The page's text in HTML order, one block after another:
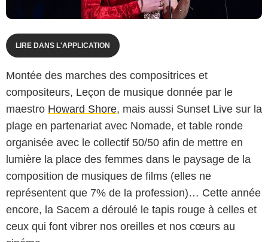
LIRE DANS L'APPLICATION
Montée des marches des compositrices et
compositeurs, Leçon de musique donnée par le
maestro Howard Shore, mais aussi Sunset Live sur la
plage en partenariat avec Nomade, et table ronde
organisée avec le collectif 50/50 afin de mettre en
lumière la place des femmes dans le paysage de la
composition de musiques de films (elles ne
représentent que 7% de la profession)… Cette année
encore, la Sacem a déroulé le tapis rouge à celles et
ceux qui font vibrer nos oreilles et nos cœurs au